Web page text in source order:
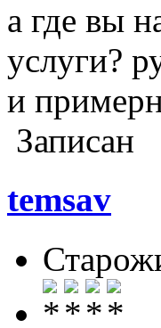
а где вы
услуги?
и
Записан
temsav